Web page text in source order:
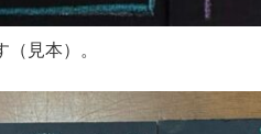
見本）。